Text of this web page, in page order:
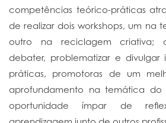
competências teórico-práticas
de realizar dois workshops, um na
outro na reciclagem criativa;
debater, problematizar e divulgar
práticas, promotoras de um
aprofundamento na temática do
oportunidade ímpar de